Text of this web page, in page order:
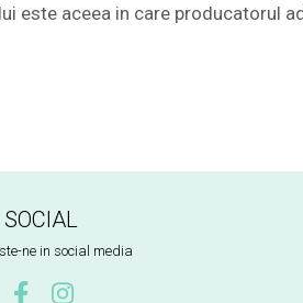
aceea in care producatorul
SOCIAL
ne in social media